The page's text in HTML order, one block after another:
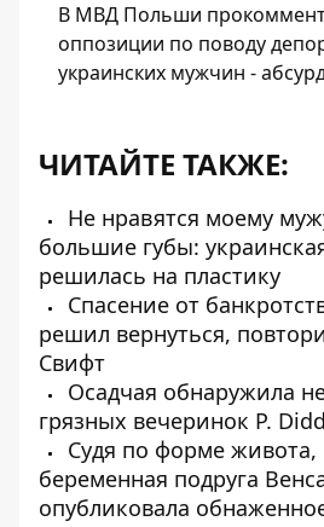
В МВД Польши
оппозиции по поводу
украинских мужчин -
ЧИТАЙТЕ ТАКЖЕ:
Не нравятся моему
большие губы:
решилась на пластику
Спасение от
решил вернуться,
Свифт
Осадчая обнаружила
грязных вечеринок P.
Судя по форме живота,
беременная подруга
опубликовала